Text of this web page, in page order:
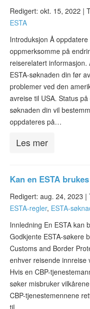
Redigert: okt. 15, 2022 |
ESTA
Introduksjon Å
oppmerksomme på
reiserelatert
ESTA-søknaden din før
problemer ved den
avreise til USA. Status
søknaden din vil
oppdateres på…
Les mer
Kan en ESTA
Redigert: aug. 24, 2023 |
ESTA-regler, ESTA-
Innledning En ESTA kan
Godkjente ESTA-søkere
Customs and Border
enhver reisende innreise
Hvis en CBP-
søker misbruker
CBP-tjenestemennene
til…